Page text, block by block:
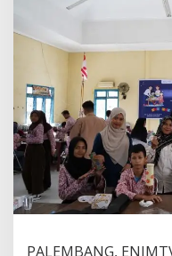
PALEMBANG,